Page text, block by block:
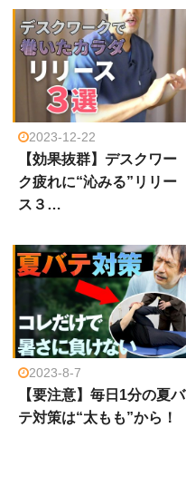
2023-12-22
【効果抜群】デスクワー
ク疲れに“沁みる”リリー
ス３…
2023-8-7
【要注意】毎日1分の夏バ
テ対策は“太もも”から！